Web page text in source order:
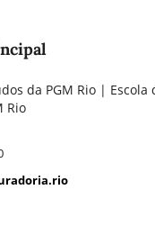
da PGM Rio | Escola
Rio